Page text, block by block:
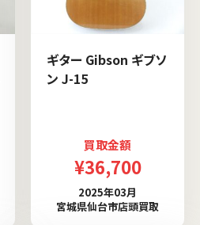
ギター Gibson ギブソ
ン J-15
買取金額
¥36,700
2025年03月
宮城県仙台市店頭買取